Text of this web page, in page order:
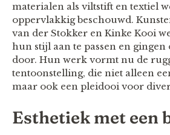
materialen als viltstift en textiel
oppervlakkig beschouwd.
van der Stokker en Kinke Kooi
hun stijl aan te passen en
door. Hun werk vormt nu de
tentoonstelling, die niet alleen
maar ook een pleidooi voor
Esthetiek met een